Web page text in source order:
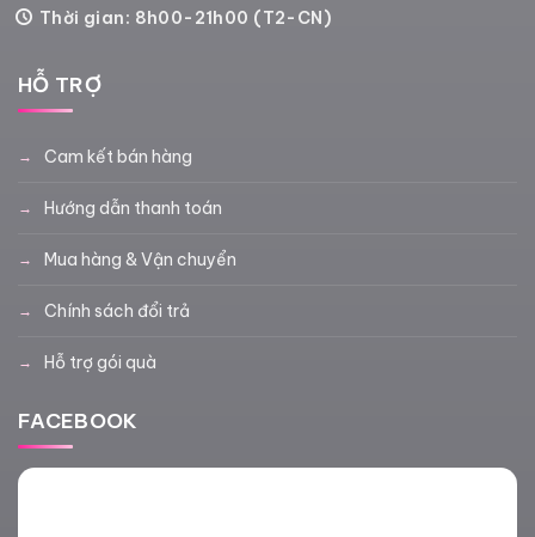
Thời gian: 8h00-21h00 (T2-CN)
HỖ TRỢ
Cam kết bán hàng
Hướng dẫn thanh toán
Mua hàng & Vận chuyển
Chính sách đổi trả
Hỗ trợ gói quà
FACEBOOK